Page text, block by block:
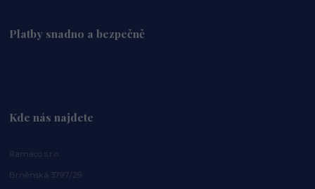
Platby snadno a bezpečně
Kde nás najdete
Ramaco s.r.o.
Brněnská 3797/29